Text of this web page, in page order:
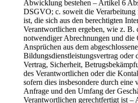
Abwicklung bestehen – Artikel 6
DSGVO; c. soweit die
ist, die sich aus den berechtigten
Verantwortlichen ergeben, wie z. B.
notwendiger Abrechnungen und die
Ansprüchen aus dem
Bildungsdienstleistungsvertrag oder
Vertrag, Sicherheit,
des Verantwortlichen oder die
sofern dies insbesondere durch eine
Anfrage und den Umfang der
Verantwortlichen gerechtfertigt ist –